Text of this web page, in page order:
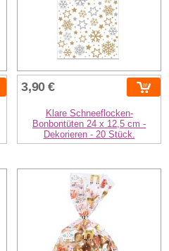
3,90 €
Klare Schneeflocken-
Bonbontüten 24 x 12,5 cm -
Dekorieren - 20 Stück.